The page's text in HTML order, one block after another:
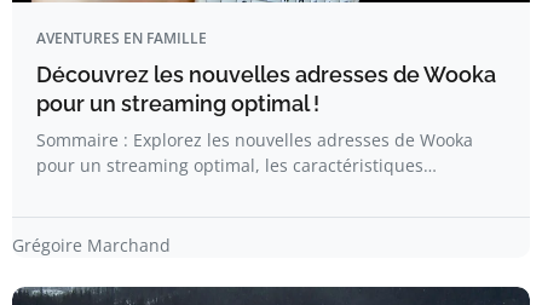
AVENTURES EN FAMILLE
Découvrez les nouvelles adresses de Wooka
pour un streaming optimal !
Sommaire : Explorez les nouvelles adresses de Wooka
pour un streaming optimal, les caractéristiques…
Grégoire Marchand